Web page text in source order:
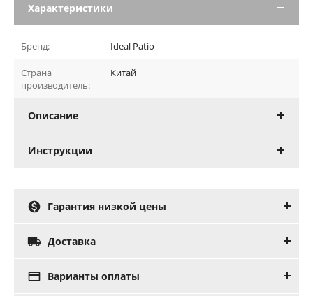
Характеристики
Бренд: Ideal Patio
Страна
производитель:
Китай
Описание
Инструкции
 Гарантия низкой цены
 Доставка
 Варианты оплаты